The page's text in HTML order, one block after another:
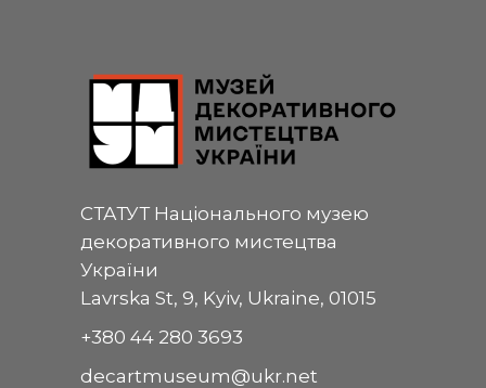
СТАТУТ Національного музею
декоративного мистецтва
України
Lavrska St, 9, Kyiv, Ukraine, 01015
+380 44 280 3693
decartmuseum@ukr.net